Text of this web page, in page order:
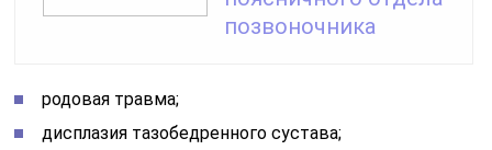
позвоночника
родовая травма;
дисплазия тазобедренного сустава;